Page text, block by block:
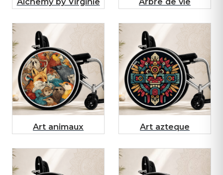
Art animaux Art azteque